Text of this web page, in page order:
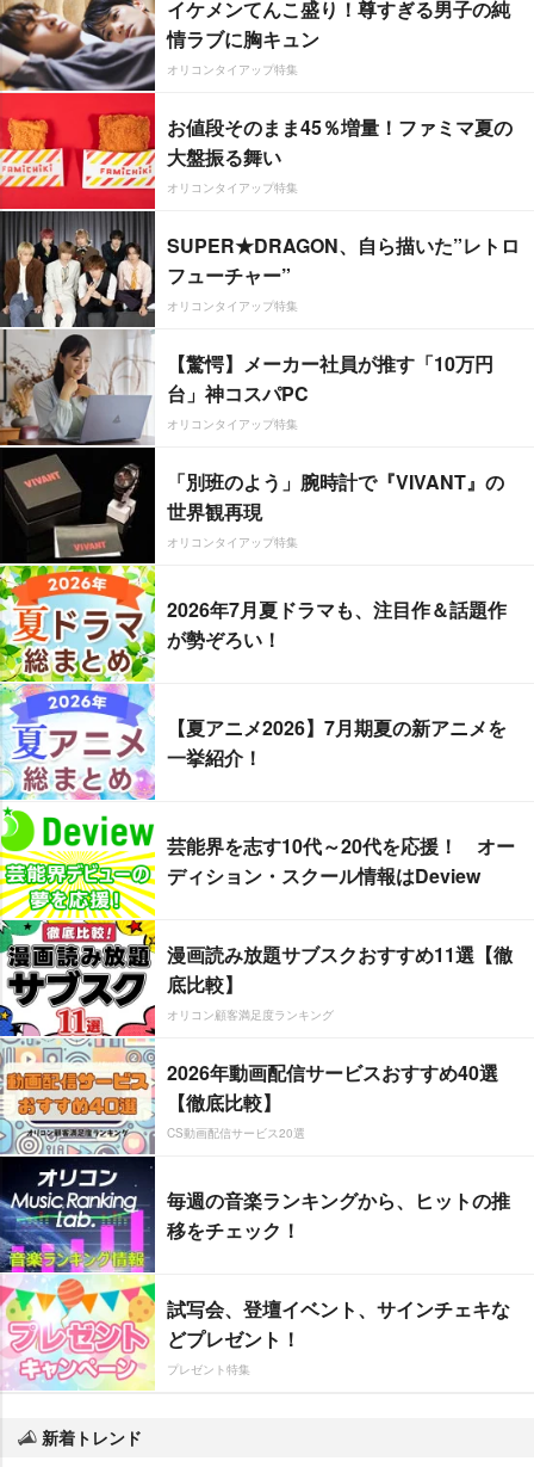
イケメンてんこ盛り！尊すぎる男子の純
情ラブに胸キュン
オリコンタイアップ特集
お値段そのまま45％増量！ファミマ夏の
大盤振る舞い
オリコンタイアップ特集
SUPER★DRAGON、自ら描いた”レトロ
フューチャー”
オリコンタイアップ特集
【驚愕】メーカー社員が推す「10万円
台」神コスパPC
オリコンタイアップ特集
「別班のよう」腕時計で『VIVANT』の
世界観再現
オリコンタイアップ特集
2026年7月夏ドラマも、注目作＆話題作
が勢ぞろい！
【夏アニメ2026】7月期夏の新アニメを
一挙紹介！
芸能界を志す10代～20代を応援！ オー
ディション・スクール情報はDeview
漫画読み放題サブスクおすすめ11選【徹
底比較】
オリコン顧客満足度ランキング
2026年動画配信サービスおすすめ40選
【徹底比較】
CS動画配信サービス20選
毎週の音楽ランキングから、ヒットの推
移をチェック！
試写会、登壇イベント、サインチェキな
どプレゼント！
プレゼント特集
新着トレンド